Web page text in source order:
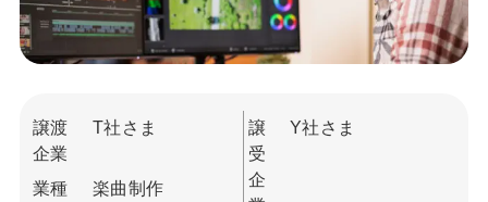
譲渡
企業
T社さま
業種
楽曲制作
譲
受
企
Y社さま